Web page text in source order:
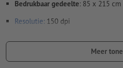
Bedrukbaar gedeelte: 85 x 215 cm
Resolutie: 150 dpi
ten minste 10 mm afstand ten
Meer